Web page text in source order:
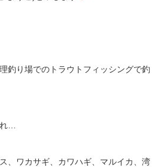
釣り場でのトラウトフィッシングで釣
…
、ワカサギ、カワハギ、マルイカ、湾